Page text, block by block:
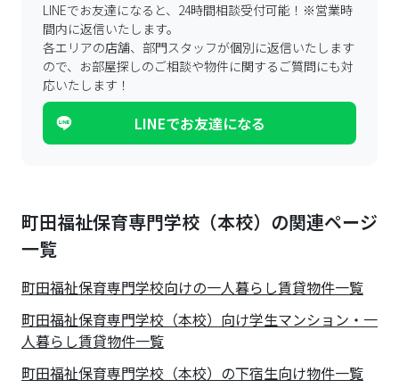
LINEでお友達になると、24時間相談受付可能！ ※営業時
間内に返信いたします。
各エリアの店舗、部門スタッフが個別に返信いたします
ので、 お部屋探しのご相談や物件に関するご質問にも対
応いたします！
LINEでお友達になる
町田福祉保育専門学校（本校）の関連ページ
一覧
町田福祉保育専門学校向けの一人暮らし賃貸物件一覧
町田福祉保育専門学校（本校）向け学生マンション・一
人暮らし賃貸物件一覧
町田福祉保育専門学校（本校）の下宿生向け物件一覧